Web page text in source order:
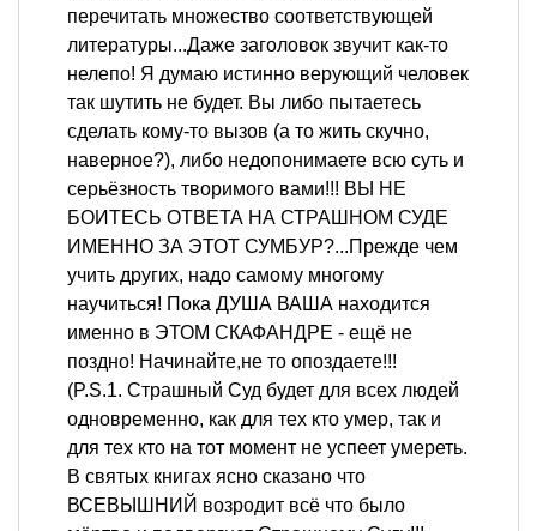
перечитать множество соответствующей
литературы...Даже заголовок звучит как-то
нелепо! Я думаю истинно верующий человек
так шутить не будет. Вы либо пытаетесь
сделать кому-то вызов (а то жить скучно,
наверное?), либо недопонимаете всю суть и
серьёзность творимого вами!!! ВЫ НЕ
БОИТЕСЬ ОТВЕТА НА СТРАШНОМ СУДЕ
ИМЕННО ЗА ЭТОТ СУМБУР?...Прежде чем
учить других, надо самому многому
научиться! Пока ДУША ВАША находится
именно в ЭТОМ СКАФАНДРЕ - ещё не
поздно! Начинайте,не то опоздаете!!!
(P.S.1. Страшный Суд будет для всех людей
одновременно, как для тех кто умер, так и
для тех кто на тот момент не успеет умереть.
В святых книгах ясно сказано что
ВСЕВЫШНИЙ возродит всё что было